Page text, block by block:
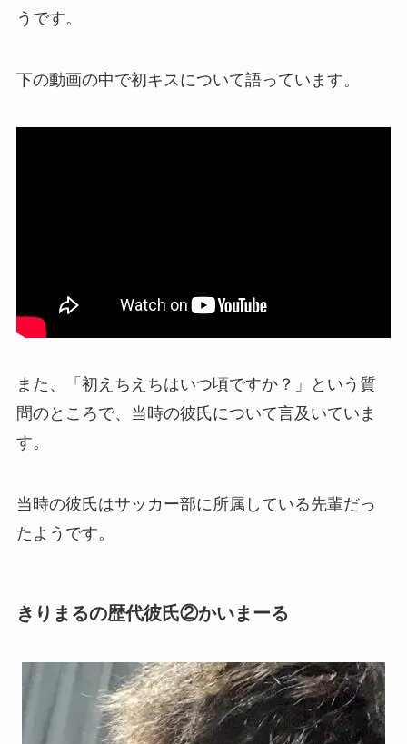
うです。
下の動画の中で初キスについて語っています。
また、「初えちえちはいつ頃ですか？」という質
問のところで、当時の彼氏について言及いていま
す。
当時の彼氏はサッカー部に所属している先輩だっ
たようです。
きりまるの歴代彼氏②かいまーる